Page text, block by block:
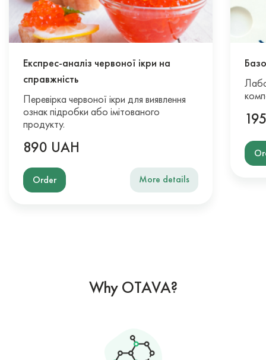
Експрес-аналіз червоної ікри на
справжність
Перевірка червоної ікри для виявлення
ознак підробки або імітованого
продукту.
890 UAH
Order More details
Why OTAVA?